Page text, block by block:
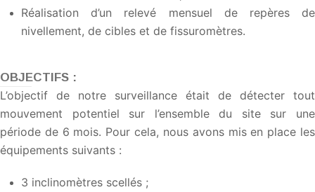
Réalisation d’un relevé mensuel de repères de
nivellement, de cibles et de fissuromètres.
OBJECTIFS :
L’objectif de notre surveillance était de détecter tout
mouvement potentiel sur l’ensemble du site sur une
période de 6 mois. Pour cela, nous avons mis en place les
équipements suivants :
3 inclinomètres scellés ;